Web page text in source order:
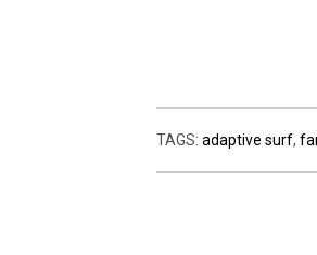
TAGS: adaptive surf,